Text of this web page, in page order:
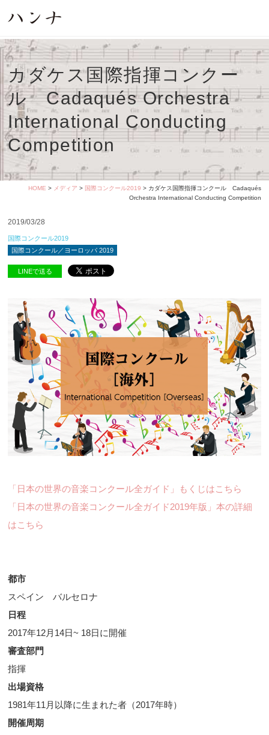
カダケス国際指揮コンクー
ル Cadaqués Orchestra
International Conducting
Competition
HOME > メディア > 国際コンクール2019 > カダケス国際指揮コンクール Cadaqués
Orchestra International Conducting Competition
2019/03/28
国際コンクール2019
国際コンクール／ヨーロッパ 2019
LINEで送る
「日本の世界の音楽コンクール全ガイド」もくじはこちら
「日本の世界の音楽コンクール全ガイド2019年版」本の詳細
はこちら
都市
スペイン バルセロナ
日程
2017年12月14日~ 18日に開催
審査部門
指揮
出場資格
1981年11月以降に生まれた者（2017年時）
開催周期